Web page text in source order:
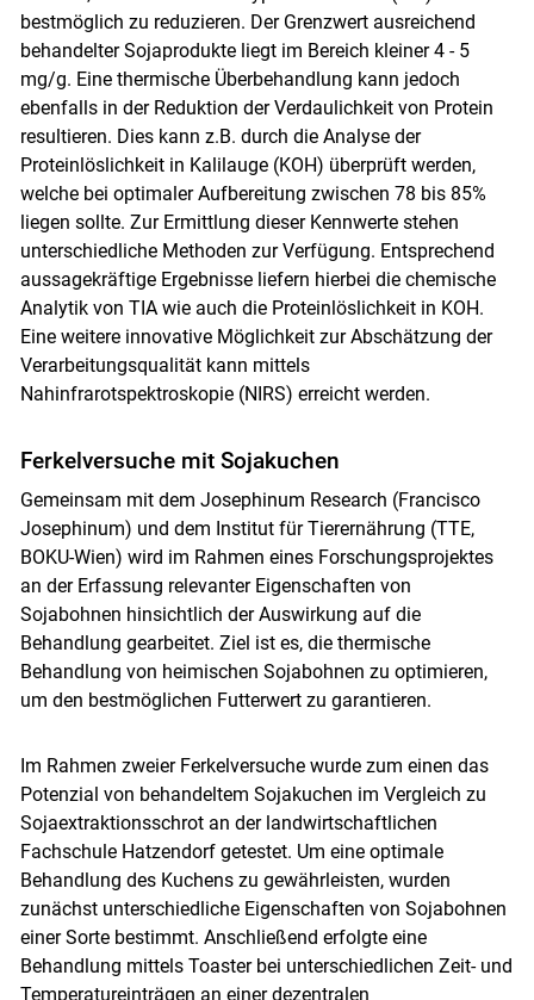
Skip to main content
bestmöglich zu reduzieren. Der Grenzwert ausreichend
behandelter Sojaprodukte liegt im Bereich kleiner 4 - 5
mg/g. Eine thermische Überbehandlung kann jedoch
ebenfalls in der Reduktion der Verdaulichkeit von Protein
resultieren. Dies kann z.B. durch die Analyse der
Proteinlöslichkeit in Kalilauge (KOH) überprüft werden,
welche bei optimaler Aufbereitung zwischen 78 bis 85%
liegen sollte. Zur Ermittlung dieser Kennwerte stehen
unterschiedliche Methoden zur Verfügung. Entsprechend
aussagekräftige Ergebnisse liefern hierbei die chemische
Analytik von TIA wie auch die Proteinlöslichkeit in KOH.
Eine weitere innovative Möglichkeit zur Abschätzung der
Verarbeitungsqualität kann mittels
Nahinfrarotspektroskopie (NIRS) erreicht werden.
Ferkelversuche mit Sojakuchen
Gemeinsam mit dem Josephinum Research (Francisco
Josephinum) und dem Institut für Tierernährung (TTE,
BOKU-Wien) wird im Rahmen eines Forschungsprojektes
an der Erfassung relevanter Eigenschaften von
Sojabohnen hinsichtlich der Auswirkung auf die
Behandlung gearbeitet. Ziel ist es, die thermische
Behandlung von heimischen Sojabohnen zu optimieren,
um den bestmöglichen Futterwert zu garantieren.
Im Rahmen zweier Ferkelversuche wurde zum einen das
Potenzial von behandeltem Sojakuchen im Vergleich zu
Sojaextraktionsschrot an der landwirtschaftlichen
Fachschule Hatzendorf getestet. Um eine optimale
Behandlung des Kuchens zu gewährleisten, wurden
zunächst unterschiedliche Eigenschaften von Sojabohnen
einer Sorte bestimmt. Anschließend erfolgte eine
Behandlung mittels Toaster bei unterschiedlichen Zeit- und
Temperatureinträgen an einer dezentralen